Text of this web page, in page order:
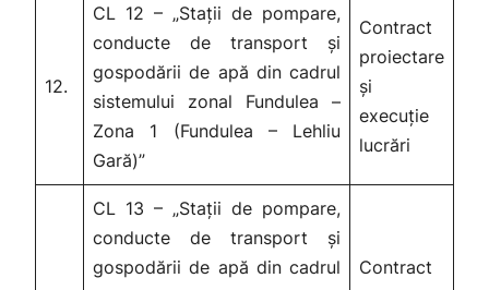
12.
CL 12 – „Stații de pompare,
conducte de transport și
gospodării de apă din cadrul
sistemului zonal Fundulea –
Zona 1 (Fundulea – Lehliu
Gară)”
Contract
proiectare
și
execuție
lucrări
CL 13 – „Stații de pompare,
conducte de transport și
gospodării de apă din cadrul
Contract